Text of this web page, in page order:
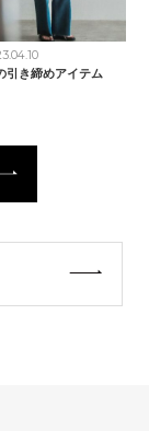
引き締めアイテム